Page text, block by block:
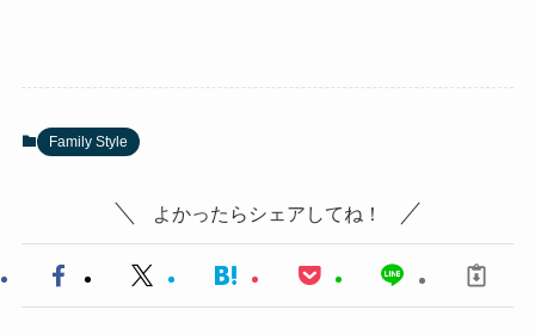
Family Style
よかったらシェアしてね！